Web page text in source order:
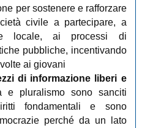
per sostenere e rafforzare
civile a partecipare, a
locale, ai processi di
pubbliche, incentivando
ai giovani
di informazione liberi e
e pluralismo sono
sanciti
fondamentali e sono
perché da un lato